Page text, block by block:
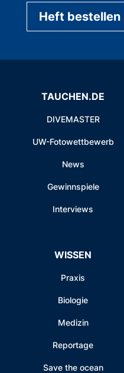
Heft bestellen
TAUCHEN.DE
DIVEMASTER
UW-Fotowettbewerb
News
Gewinnspiele
Interviews
WISSEN
Praxis
Biologie
Medizin
Reportage
Save the ocean